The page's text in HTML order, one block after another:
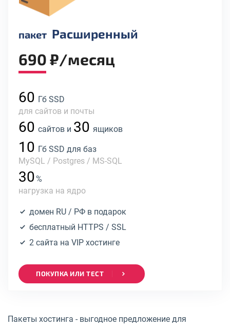
пакет Расширенный
690 ₽/месяц
60 Гб SSD
для сайтов и почты
60 сайтов и 30 ящиков
10 Гб SSD для баз
MySQL / Postgres / MS-SQL
30%
нагрузка на ядро
домен RU / РФ в подарок
бесплатный HTTPS / SSL
2 сайта на VIP хостинге
ПОКУПКА ИЛИ ТЕСТ
Пакеты хостинга - выгодное предложение для